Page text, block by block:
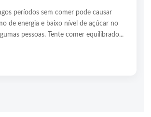
períodos sem comer pode causar
de energia e baixo nível de açúcar no
pessoas. Tente comer equilibrado...